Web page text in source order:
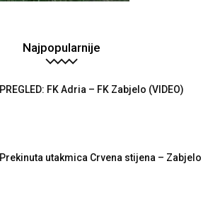
Najpopularnije
PREGLED: FK Adria – FK Zabjelo (VIDEO)
Prekinuta utakmica Crvena stijena – Zabjelo